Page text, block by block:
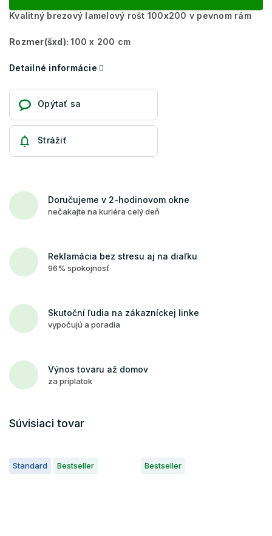
Kvalitný brezový lamelový rošt 100x200 v pevnom rám
Rozmer(šxd):100 x 200 cm
Detailné informácie
Opýtať sa
Strážiť
Doručujeme v 2-hodinovom okne
nečakajte na kuriéra celý deň
Reklamácia bez stresu aj na diaľku
96% spokojnosť
Skutoční ľudia na zákazníckej linke
vypočujú a poradia
Výnos tovaru až domov
za príplatok
Súvisiaci tovar
Standard Bestseller Bestseller